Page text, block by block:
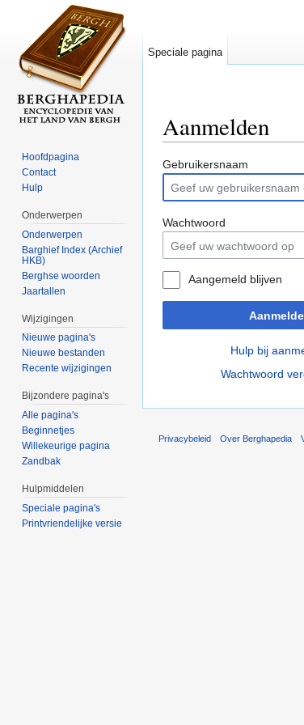
Aanmelden
Gebruikersnaam
Wachtwoord
Aangemeld blijven
Hulp bij
Wachtwoord
Speciale pagina
Hoofdpagina
Contact
Hulp
Onderwerpen
Onderwerpen
Barghief Index (Archief
HKB)
Berghse woorden
Jaartallen
Wijzigingen
Nieuwe pagina's
Nieuwe bestanden
Recente wijzigingen
Bijzondere pagina's
Alle pagina's
Beginnetjes
Willekeurige pagina
Zandbak
Hulpmiddelen
Speciale pagina's
Printvriendelijke versie
Privacybeleid Over Berghapedia